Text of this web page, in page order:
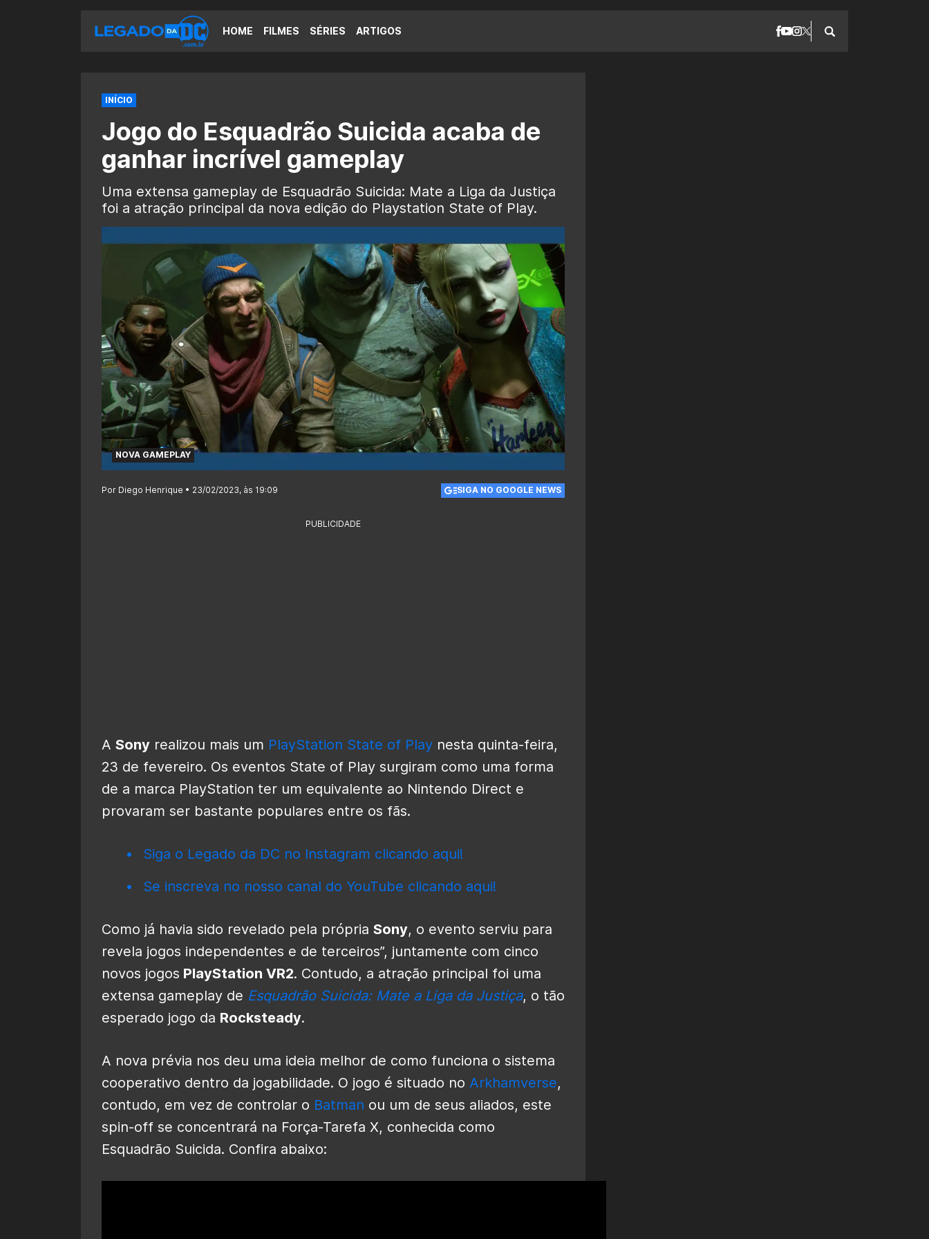
HOME FILMES SÉRIES ARTIGOS
INÍCIO
Jogo do Esquadrão Suicida acaba de
ganhar incrível gameplay
Uma extensa gameplay de Esquadrão Suicida: Mate a Liga da Justiça
foi a atração principal da nova edição do Playstation State of Play.
NOVA GAMEPLAY
Por Diego Henrique • 23/02/2023, às 19:09 SIGA NO GOOGLE NEWS
PUBLICIDADE
A Sony realizou mais um PlayStation State of Play nesta quinta-feira,
23 de fevereiro. Os eventos State of Play surgiram como uma forma
de a marca PlayStation ter um equivalente ao Nintendo Direct e
provaram ser bastante populares entre os fãs.
Siga o Legado da DC no Instagram clicando aqui!
Se inscreva no nosso canal do YouTube clicando aqui!
Como já havia sido revelado pela própria Sony, o evento serviu para
revela jogos independentes e de terceiros”, juntamente com cinco
novos jogos PlayStation VR2. Contudo, a atração principal foi uma
extensa gameplay de Esquadrão Suicida: Mate a Liga da Justiça, o tão
esperado jogo da Rocksteady.
A nova prévia nos deu uma ideia melhor de como funciona o sistema
cooperativo dentro da jogabilidade. O jogo é situado no Arkhamverse,
contudo, em vez de controlar o Batman ou um de seus aliados, este
spin-off se concentrará na Força-Tarefa X, conhecida como
Esquadrão Suicida. Confira abaixo: